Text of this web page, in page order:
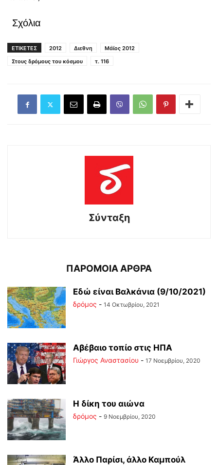
Σχόλια
ΕΤΙΚΕΤΕΣ 2012 Διεθνη
Μάϊος 2012
Στους δρόμους του κόσμου
τ. 116
Σύνταξη
ΠΑΡΟΜΟΙΑ ΑΡΘΡΑ
Εδώ είναι Βαλκάνια (9/10/2021)
δρόμος - 14 Οκτωβρίου, 2021
Αβέβαιο τοπίο στις ΗΠΑ
Γιώργος Αναστασίου - 17 Νοεμβρίου, 2020
Η δίκη του αιώνα
δρόμος - 9 Νοεμβρίου, 2020
Άλλο Παρίσι, άλλο Καμπούλ